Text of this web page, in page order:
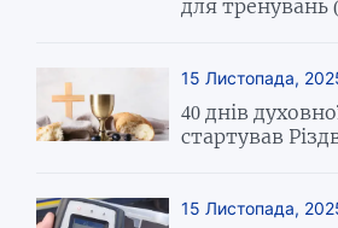
для тренувань
15 Листопада,
40 днів
стартував
15 Листопада,